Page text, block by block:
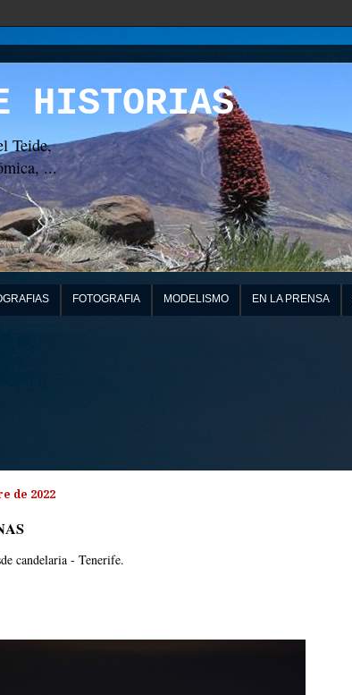
HISTORIAS
Teide,
...
FOTOGRAFIA MODELISMO EN LA PRENSA
de 2022
candelaria - Tenerife.